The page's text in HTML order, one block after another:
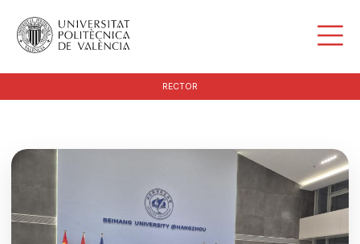
RECTOR